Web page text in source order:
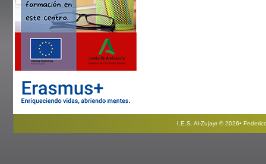
I.E.S. Al-Zujayr © 2026•